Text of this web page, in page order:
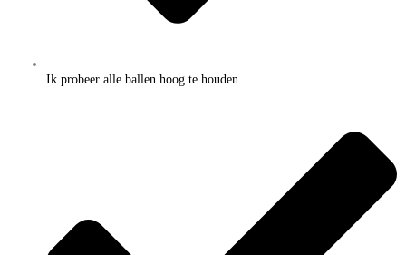
Ik probeer alle ballen hoog te houden